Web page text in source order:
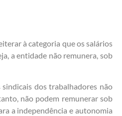
à categoria que os salários
a entidade não remunera, sob
sindicais dos trabalhadores não
não podem remunerar sob
a independência e autonomia